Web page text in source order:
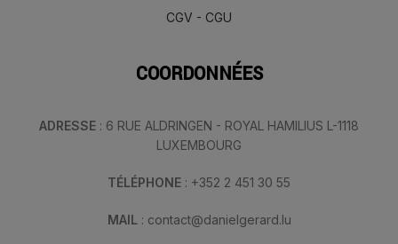
CGV - CGU
COORDONNÉES
ADRESSE : 6 RUE ALDRINGEN - ROYAL HAMILIUS L-1118
LUXEMBOURG
TÉLÉPHONE : +352 2 451 30 55
MAIL : contact@danielgerard.lu